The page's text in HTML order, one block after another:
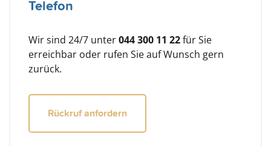
Telefon
Wir sind 24/7 unter044 300 11 22für Sie
erreichbar oder rufen Sie auf Wunsch gern
zurück.
Rückruf anfordern